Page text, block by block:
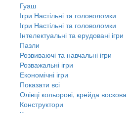
Гуаш
Ігри Настільні та головоломки
Ігри Настільні та головоломки
Інтелектуальні та ерудовані ігри
Пазли
Розвиваючі та навчальні ігри
Розважальні ігри
Економічні ігри
Показати всі
Олівці кольорові, крейда воскова
Конструктори